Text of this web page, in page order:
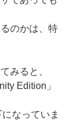
のかは、特
みると、
Edition」
なっていま